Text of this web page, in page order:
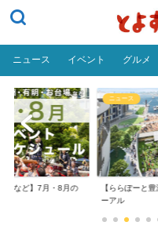
ニュース イベント グルメ
場など】7月・8月の
ニュース
【ららぽーと
ーアル